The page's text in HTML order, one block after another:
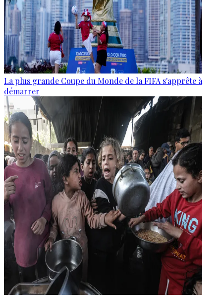
La plus grande Coupe du Monde de la FIFA s'apprête à
démarrer